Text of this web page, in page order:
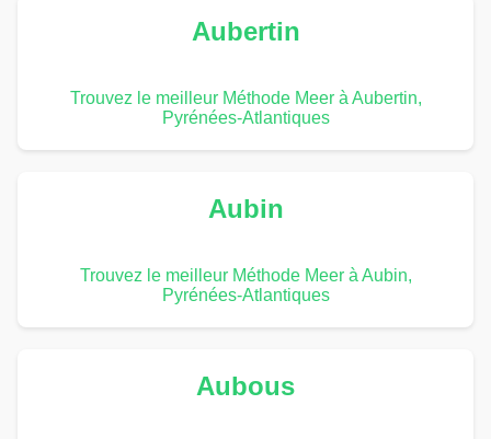
Aubertin
Trouvez le meilleur Méthode Meer à Aubertin,
Pyrénées-Atlantiques
Aubin
Trouvez le meilleur Méthode Meer à Aubin,
Pyrénées-Atlantiques
Aubous